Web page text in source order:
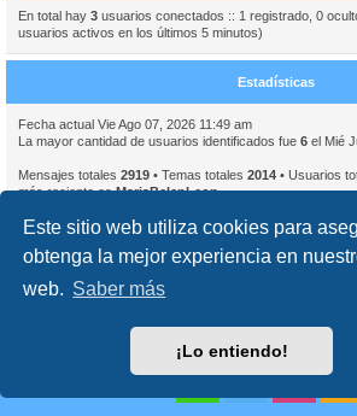
Este sitio web utiliza cookies para
obtenga la mejor experiencia en
web. Saber más
¡Lo entiendo!
En total hay 3 usuarios conectados :: 1 registrado, 0
usuarios activos en los últimos 5 minutos)
Estadísticas
Fecha actual Vie Ago 07, 2026 11:49 am
La mayor cantidad de usuarios identificados fue 6 el Mié
Mensajes totales 2919 • Temas totales 2014 • Usuarios
más reciente esMariaBelenLeon
Borrar cookies
Desarrollado por
® Forum Software © phpBB Limited
Traducción al español porphpBB España
Condiciones